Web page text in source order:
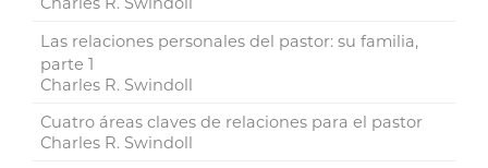
Las relaciones personales del pastor: su familia,
parte 1
Charles R. Swindoll
Cuatro áreas claves de relaciones para el pastor
Charles R. Swindoll